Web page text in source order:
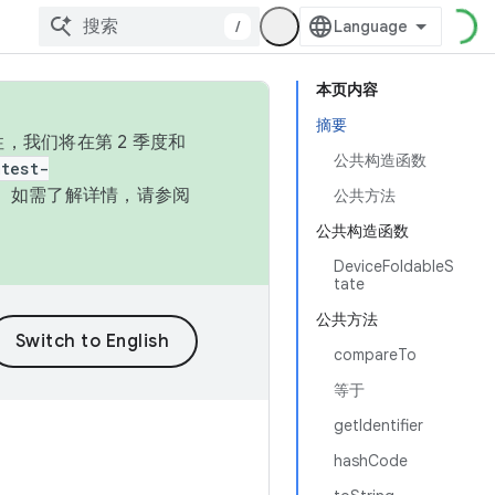
/
本页内容
摘要
公共构造函数
公共方法
公共构造函数
DeviceFoldableS
tate
公共方法
compareTo
等于
getIdentifier
hashCode
我们将在第 2 季度和
如需了解详情，请参阅